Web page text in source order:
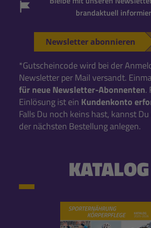
brandaktuell
Newsletter abonnieren
*Gutscheincode wird bei der
Newsletter per Mail versandt.
für neue Newsletter-Abonnenten.
Einlösung ist ein Kundenkonto
Falls Du noch keins hast, kannst
der nächsten Bestellung anlegen.
KATALOG